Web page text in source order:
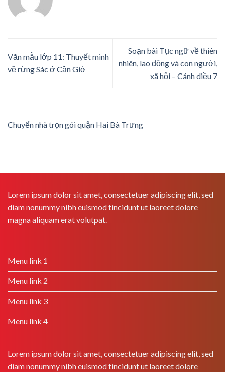
Văn mẫu lớp 11: Thuyết minh
về rừng Sác ở Cần Giờ
Soạn bài Tục ngữ về thiên
nhiên, lao động và con người,
xã hội – Cánh diều 7
Chuyển nhà trọn gói quận Hai Bà Trưng
Lorem ipsum dolor sit amet, consectetuer adipiscing elit, sed
diam nonummy nibh euismod tincidunt ut laoreet dolore
magna aliquam erat volutpat.
Menu link 1
Menu link 2
Menu link 3
Menu link 4
Lorem ipsum dolor sit amet, consectetuer adipiscing elit, sed
diam nonummy nibh euismod tincidunt ut laoreet dolore